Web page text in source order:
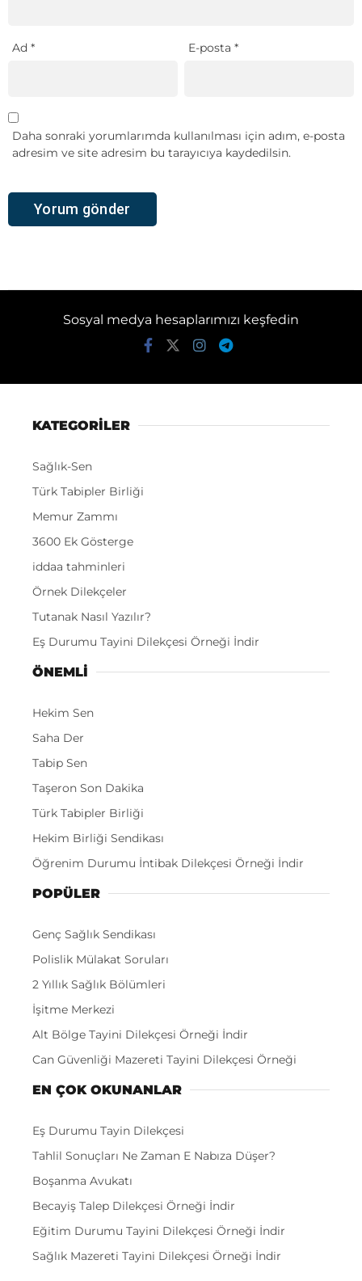
Ad * E-posta*
Daha sonraki yorumlarımda kullanılması için adım, e-posta
adresim ve site adresim bu tarayıcıya kaydedilsin.
Sosyal medya hesaplarımızı keşfedin
KATEGORİLER
Sağlık-Sen
Türk Tabipler Birliği
Memur Zammı
3600 Ek Gösterge
iddaa tahminleri
Örnek Dilekçeler
Tutanak Nasıl Yazılır?
Eş Durumu Tayini Dilekçesi Örneği İndir
ÖNEMLI
Hekim Sen
Saha Der
Tabip Sen
Taşeron Son Dakika
Türk Tabipler Birliği
Hekim Birliği Sendikası
Öğrenim Durumu İntibak Dilekçesi Örneği İndir
POPÜLER
Genç Sağlık Sendikası
Polislik Mülakat Soruları
2 Yıllık Sağlık Bölümleri
İşitme Merkezi
Alt Bölge Tayini Dilekçesi Örneği İndir
Can Güvenliği Mazereti Tayini Dilekçesi Örneği
EN ÇOK OKUNANLAR
Eş Durumu Tayin Dilekçesi
Tahlil Sonuçları Ne Zaman E Nabıza Düşer?
Boşanma Avukatı
Becayiş Talep Dilekçesi Örneği İndir
Eğitim Durumu Tayini Dilekçesi Örneği İndir
Sağlık Mazereti Tayini Dilekçesi Örneği İndir